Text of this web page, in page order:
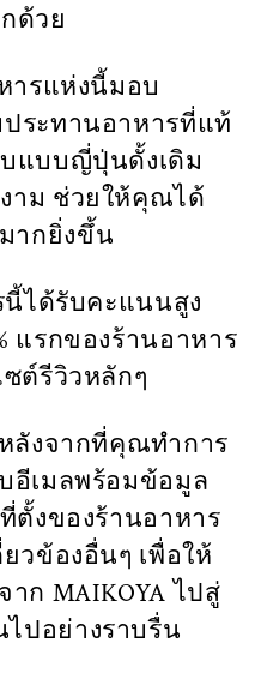
ด้วย
ารแห่งนี้มอบ
ระทานอาหารที่แท้
แบบญี่ปุ่นดั้งเดิม
าม ช่วยให้คุณได้
ากยิ่งขึ้น
ได้รับคะแนนสูง
แรกของร้านอาหาร
ต์รีวิวหลักๆ
หลังจากที่คุณทำการ
อีเมลพร้อมข้อมูล
ตั้งของร้านอาหาร
วข้องอื่นๆ เพื่อให้
ก MAIKOYA ไปสู่
ปอย่างราบรื่น